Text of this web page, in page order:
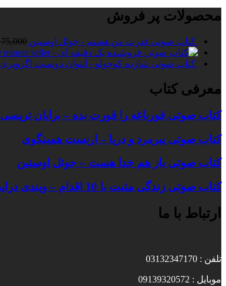
محصولات پر فروش
کتاب صوتی قدرت من هستم - جوئل اوستین 75,000
کتاب صوتی شازده کوچولو - آنتوان دوسنت اگزوپری
معرفی کتاب
کتاب صوتی قورباغه را قورت بده – برایان تریسی
کتاب صوتی پیرمرد و دریا – ارنست همینگوی
کتاب صوتی باز هم خدا هست – جوئل اوستین
کتاب صوتی زندگی مثبت با 10 اقدام – ویندی درایدن
ارتباط با ما
تلفن : 03132347170
موبایل : 09139320572